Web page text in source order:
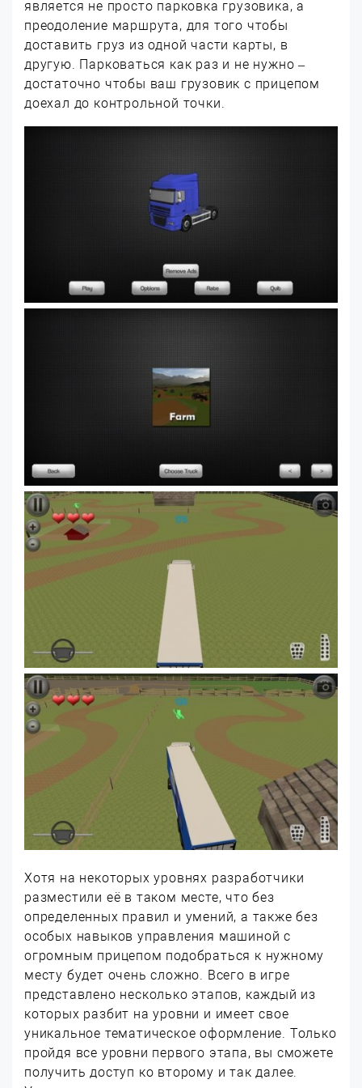
является не просто парковка грузовика, а
преодоление маршрута, для того чтобы
доставить груз из одной части карты, в
другую. Парковаться как раз и не нужно –
достаточно чтобы ваш грузовик с прицепом
доехал до контрольной точки.
Хотя на некоторых уровнях разработчики
разместили её в таком месте, что без
определенных правил и умений, а также без
особых навыков управления машиной с
огромным прицепом подобраться к нужному
месту будет очень сложно. Всего в игре
представлено несколько этапов, каждый из
которых разбит на уровни и имеет свое
уникальное тематическое оформление. Только
пройдя все уровни первого этапа, вы сможете
получить доступ ко второму и так далее.